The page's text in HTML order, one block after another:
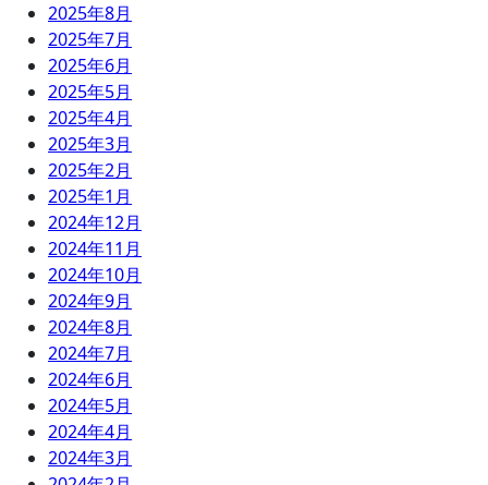
2025年8月
2025年7月
2025年6月
2025年5月
2025年4月
2025年3月
2025年2月
2025年1月
2024年12月
2024年11月
2024年10月
2024年9月
2024年8月
2024年7月
2024年6月
2024年5月
2024年4月
2024年3月